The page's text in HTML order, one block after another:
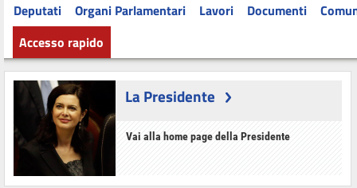
Deputati Organi Parlamentari Lavori Documenti
Accesso rapido
La Presidente
Vai alla home page della Presidente